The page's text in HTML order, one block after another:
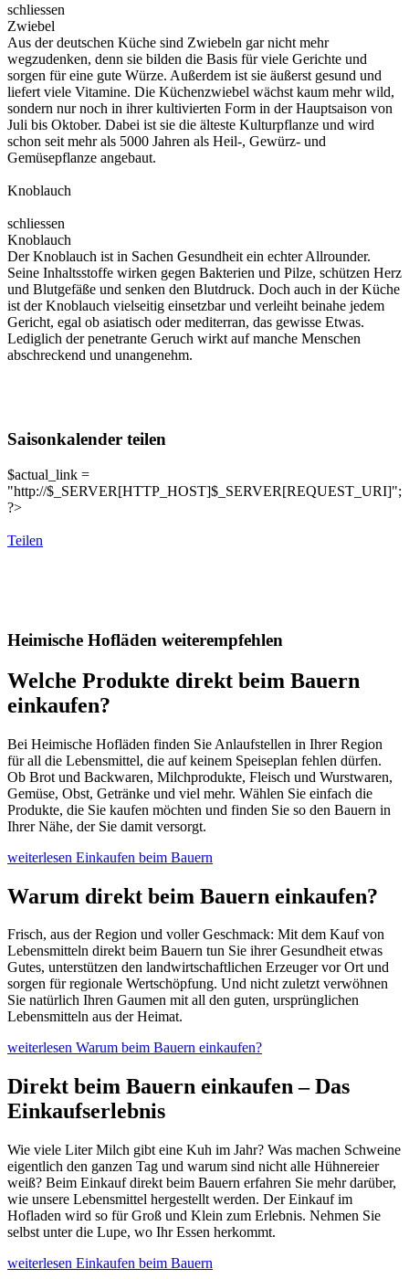
schliessen
Zwiebel
Aus der deutschen Küche sind Zwiebeln gar nicht mehr
wegzudenken, denn sie bilden die Basis für viele Gerichte und
sorgen für eine gute Würze. Außerdem ist sie äußerst gesund und
liefert viele Vitamine. Die Küchenzwiebel wächst kaum mehr wild,
sondern nur noch in ihrer kultivierten Form in der Hauptsaison von
Juli bis Oktober. Dabei ist sie die älteste Kulturpflanze und wird
schon seit mehr als 5000 Jahren als Heil-, Gewürz- und
Gemüsepflanze angebaut.
Knoblauch
schliessen
Knoblauch
Der Knoblauch ist in Sachen Gesundheit ein echter Allrounder.
Seine Inhaltsstoffe wirken gegen Bakterien und Pilze, schützen Herz
und Blutgefäße und senken den Blutdruck. Doch auch in der Küche
ist der Knoblauch vielseitig einsetzbar und verleiht beinahe jedem
Gericht, egal ob asiatisch oder mediterran, das gewisse Etwas.
Lediglich der penetrante Geruch wirkt auf manche Menschen
abschreckend und unangenehm.
Saisonkalender teilen
$actual_link =
"http://$_SERVER[HTTP_HOST]$_SERVER[REQUEST_URI]";
?>
Teilen
Heimische Hofläden weiterempfehlen
Welche Produkte direkt beim Bauern
einkaufen?
Bei Heimische Hofläden finden Sie Anlaufstellen in Ihrer Region
für all die Lebensmittel, die auf keinem Speiseplan fehlen dürfen.
Ob Brot und Backwaren, Milchprodukte, Fleisch und Wurstwaren,
Gemüse, Obst, Getränke und viel mehr. Wählen Sie einfach die
Produkte, die Sie kaufen möchten und finden Sie so den Bauern in
Ihrer Nähe, der Sie damit versorgt.
weiterlesen Einkaufen beim Bauern
Warum direkt beim Bauern einkaufen?
Frisch, aus der Region und voller Geschmack: Mit dem Kauf von
Lebensmitteln direkt beim Bauern tun Sie ihrer Gesundheit etwas
Gutes, unterstützen den landwirtschaftlichen Erzeuger vor Ort und
sorgen für regionale Wertschöpfung. Und nicht zuletzt verwöhnen
Sie natürlich Ihren Gaumen mit all den guten, ursprünglichen
Lebensmitteln aus der Heimat.
weiterlesen Warum beim Bauern einkaufen?
Direkt beim Bauern einkaufen – Das
Einkaufserlebnis
Wie viele Liter Milch gibt eine Kuh im Jahr? Was machen Schweine
eigentlich den ganzen Tag und warum sind nicht alle Hühnereier
weiß? Beim Einkauf direkt beim Bauern erfahren Sie mehr darüber,
wie unsere Lebensmittel hergestellt werden. Der Einkauf im
Hofladen wird so für Groß und Klein zum Erlebnis. Nehmen Sie
selbst unter die Lupe, wo Ihr Essen herkommt.
weiterlesen Einkaufen beim Bauern